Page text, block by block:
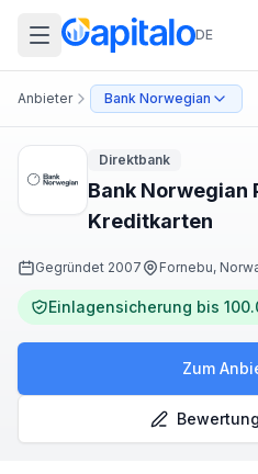
DE
Anbieter Bank Norwegian
Direktbank
Bank Norwegian
Kreditkarten
Gegründet 2007 Fornebu,
Einlagensicherung bis
Zum